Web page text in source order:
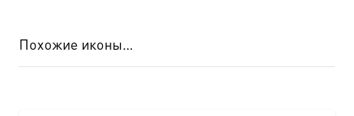
Похожие иконы…